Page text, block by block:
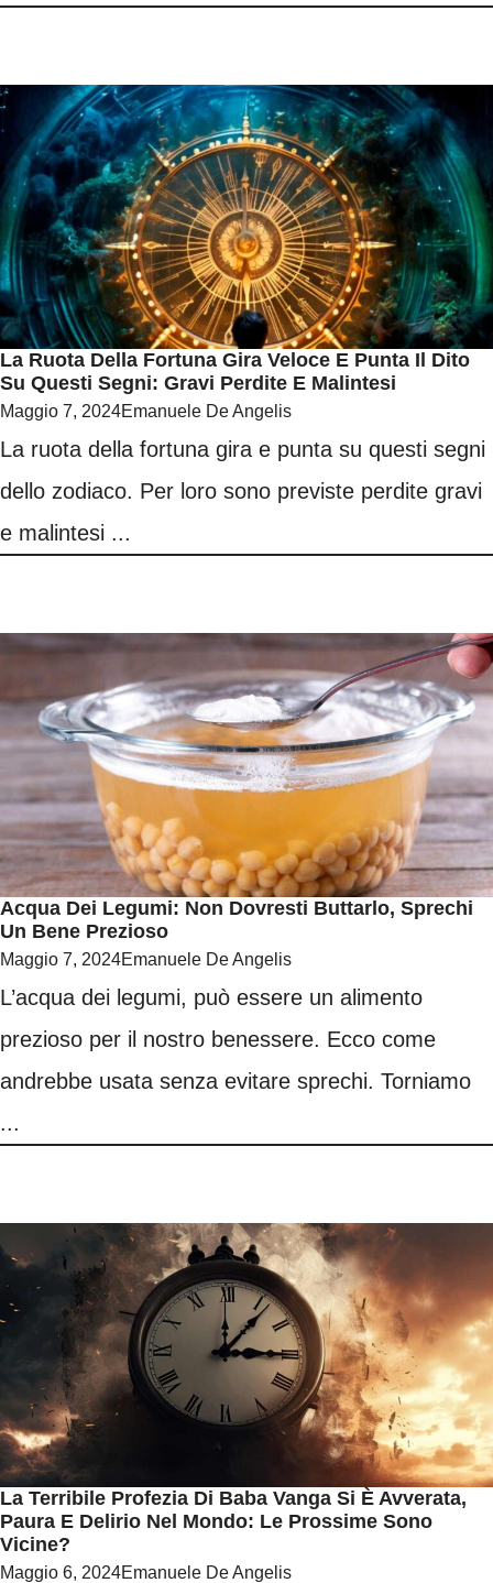
La Ruota Della Fortuna Gira Veloce E Punta Il Dito
Su Questi Segni: Gravi Perdite E Malintesi
Maggio 7, 2024Emanuele De Angelis
La ruota della fortuna gira e punta su questi segni
dello zodiaco. Per loro sono previste perdite gravi
e malintesi ...
Acqua Dei Legumi: Non Dovresti Buttarlo, Sprechi
Un Bene Prezioso
Maggio 7, 2024Emanuele De Angelis
L’acqua dei legumi, può essere un alimento
prezioso per il nostro benessere. Ecco come
andrebbe usata senza evitare sprechi. Torniamo
...
La Terribile Profezia Di Baba Vanga Si È Avverata,
Paura E Delirio Nel Mondo: Le Prossime Sono
Vicine?
Maggio 6, 2024Emanuele De Angelis